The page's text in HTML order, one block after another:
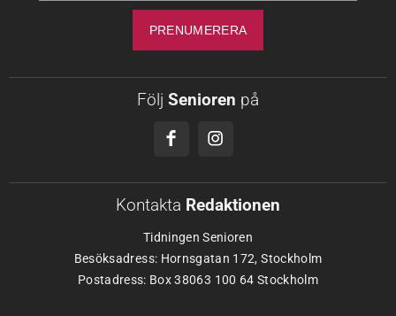
Följ Senioren på
Kontakta Redaktionen
Tidningen Senioren
Besöksadress: Hornsgatan 172, Stockholm
Postadress: Box 38063 100 64 Stockholm